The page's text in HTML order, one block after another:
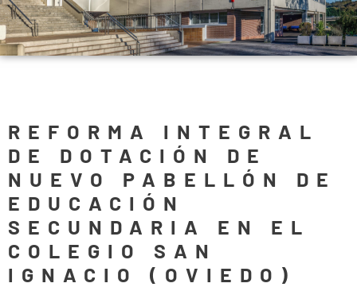
REFORMA INTEGRAL
DE DOTACIÓN DE
NUEVO PABELLÓN DE
EDUCACIÓN
SECUNDARIA EN EL
COLEGIO SAN
IGNACIO (OVIEDO)